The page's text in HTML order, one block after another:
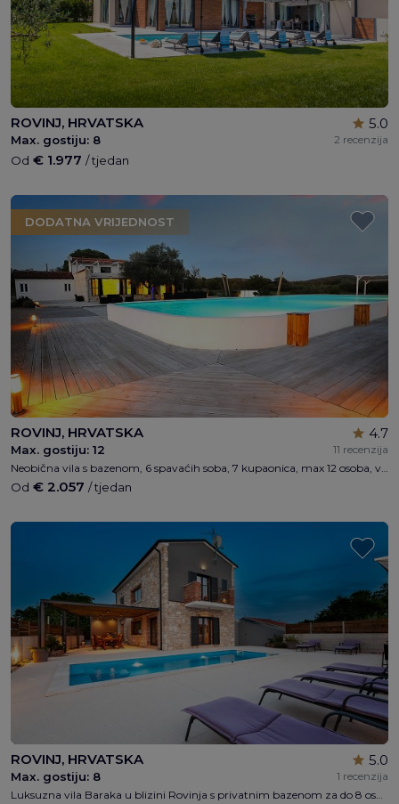
ROVINJ, HRVATSKA 5.0
Max. gostiju: 8 2 recenzija
Od € 1.977 / tjedan
DODATNA VRIJEDNOST
ROVINJ, HRVATSKA 4.7
Max. gostiju: 12
11 recenzija
Neobična vila s bazenom, 6 spavaćih soba, 7 kupaonica, max 12 osoba, veliki bazen 250 m2, privatni parking, dječje igralište, odbojka, besplatni WI-FI, 300m od plaže, 5 min. iz centra Rovinja automobilom
Od € 2.057 / tjedan
ROVINJ, HRVATSKA 5.0
Max. gostiju: 8
1 recenzija
Luksuzna vila Baraka u blizini Rovinja s privatnim bazenom za do 8 osoba, besplatnim bežičnim pristupom internetu i privatnim parkingom, 15km od mora